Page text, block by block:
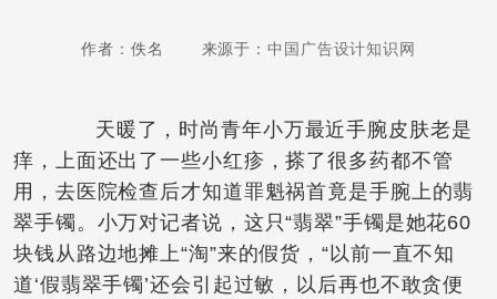
作者：佚名 来源于：中国广告设计知识网
天暖了，时尚青年小万最近手腕皮肤老是
痒，上面还出了一些小红疹，搽了很多药都不管
用，去医院检查后才知道罪魁祸首竟是手腕上的翡
翠手镯。小万对记者说，这只“翡翠”手镯是她花60
块钱从路边地摊上“淘”来的假货，“以前一直不知
道‘假翡翠手镯’还会引起过敏，以后再也不敢贪便